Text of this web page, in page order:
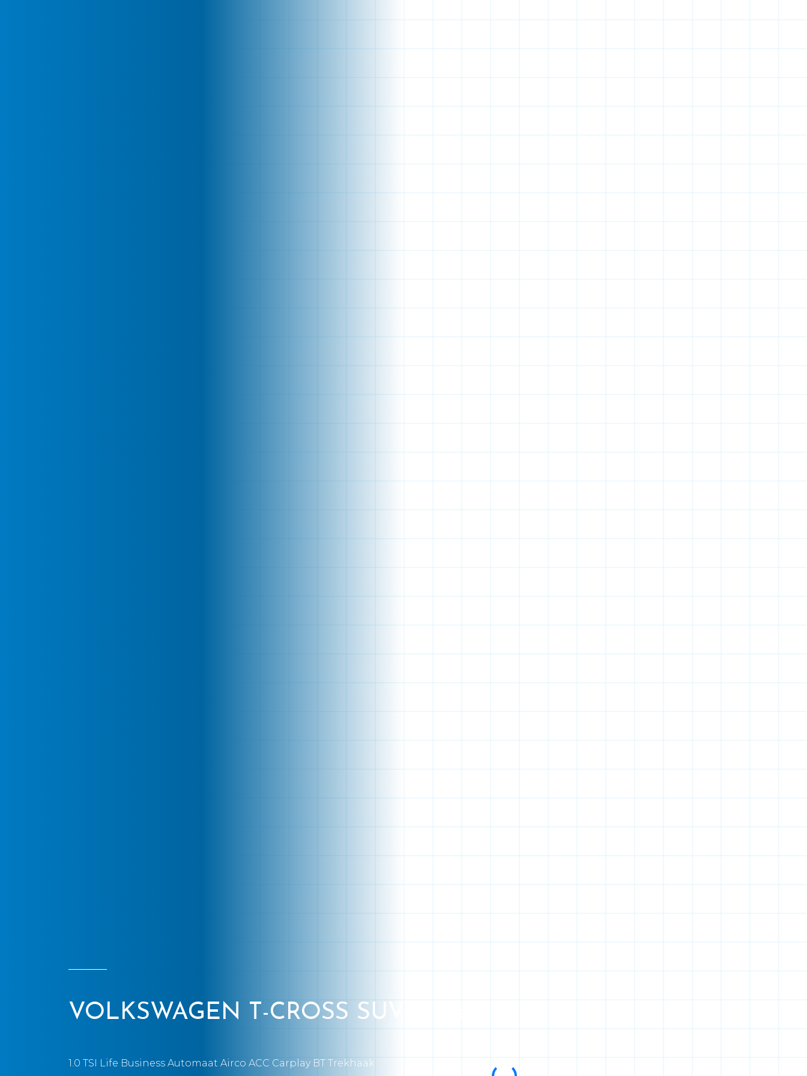
VOLKSWAGEN T-CROSS SUV 5-drs
1.0 TSI Life Business Automaat Airco ACC Carplay BT Trekhaak